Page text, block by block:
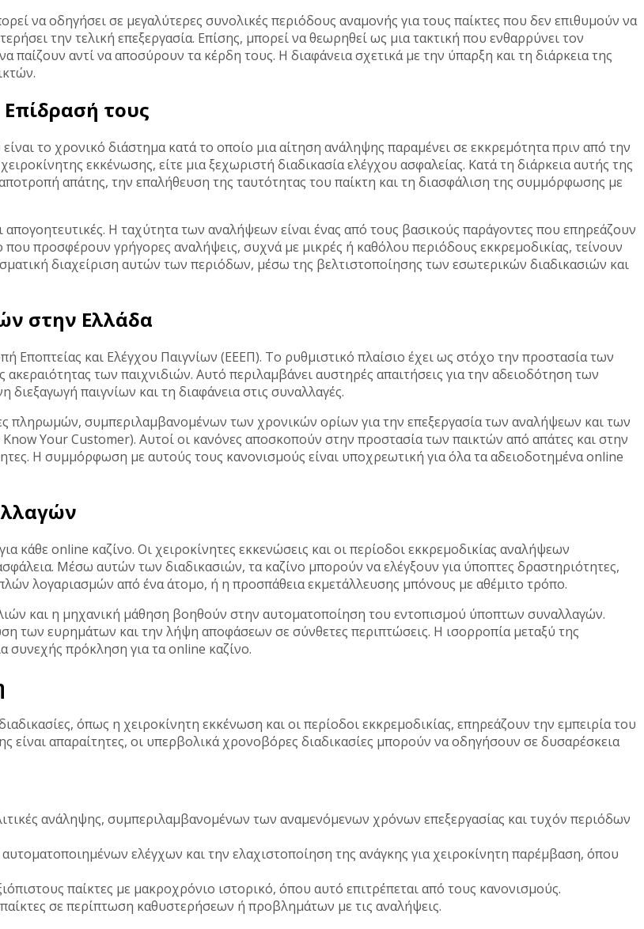
να οδηγήσει σε μεγαλύτερες συνολικές περιόδους αναμονής για τους παίκτες που δεν επιθυμούν να
την τελική επεξεργασία. Επίσης, μπορεί να θεωρηθεί ως μια τακτική που ενθαρρύνει τον
παίζουν αντί να αποσύρουν τα κέρδη τους. Η διαφάνεια σχετικά με την ύπαρξη και τη διάρκεια της
τους
το χρονικό διάστημα κατά το οποίο μια αίτηση ανάληψης παραμένει σε εκκρεμότητα πριν από την
εκκένωσης, είτε μια ξεχωριστή διαδικασία ελέγχου ασφαλείας. Κατά τη διάρκεια αυτής της
απάτης, την επαλήθευση της ταυτότητας του παίκτη και τη διασφάλιση της συμμόρφωσης με
απογοητευτικές. Η ταχύτητα των αναλήψεων είναι ένας από τους βασικούς παράγοντες που επηρεάζουν
προσφέρουν γρήγορες αναλήψεις, συχνά με μικρές ή καθόλου περιόδους εκκρεμοδικίας, τείνουν
διαχείριση αυτών των περιόδων, μέσω της βελτιστοποίησης των εσωτερικών διαδικασιών και
στην Ελλάδα
Εποπτείας και Ελέγχου Παιγνίων (ΕΕΕΠ). Το ρυθμιστικό πλαίσιο έχει ως στόχο την προστασία των
των παιχνιδιών. Αυτό περιλαμβάνει αυστηρές απαιτήσεις για την αδειοδότηση των
παιγνίων και τη διαφάνεια στις συναλλαγές.
πληρωμών, συμπεριλαμβανομένων των χρονικών ορίων για την επεξεργασία των αναλήψεων και των
Your Customer). Αυτοί οι κανόνες αποσκοπούν στην προστασία των παικτών από απάτες και στην
Η συμμόρφωση με αυτούς τους κανονισμούς είναι υποχρεωτική για όλα τα αδειοδοτημένα online
κάθε online καζίνο. Οι χειροκίνητες εκκενώσεις και οι περίοδοι εκκρεμοδικίας αναλήψεων
Μέσω αυτών των διαδικασιών, τα καζίνο μπορούν να ελέγξουν για ύποπτες δραστηριότητες,
λογαριασμών από ένα άτομο, ή η προσπάθεια εκμετάλλευσης μπόνους με αθέμιτο τρόπο.
και η μηχανική μάθηση βοηθούν στην αυτοματοποίηση του εντοπισμού ύποπτων συναλλαγών.
των ευρημάτων και την λήψη αποφάσεων σε σύνθετες περιπτώσεις. Η ισορροπία μεταξύ της
συνεχής πρόκληση για τα online καζίνο.
όπως η χειροκίνητη εκκένωση και οι περίοδοι εκκρεμοδικίας, επηρεάζουν την εμπειρία του
είναι απαραίτητες, οι υπερβολικά χρονοβόρες διαδικασίες μπορούν να οδηγήσουν σε δυσαρέσκεια
ανάληψης, συμπεριλαμβανομένων των αναμενόμενων χρόνων επεξεργασίας και τυχόν περιόδων
ελέγχων και την ελαχιστοποίηση της ανάγκης για χειροκίνητη παρέμβαση, όπου
παίκτες με μακροχρόνιο ιστορικό, όπου αυτό επιτρέπεται από τους κανονισμούς.
σε περίπτωση καθυστερήσεων ή προβλημάτων με τις αναλήψεις.